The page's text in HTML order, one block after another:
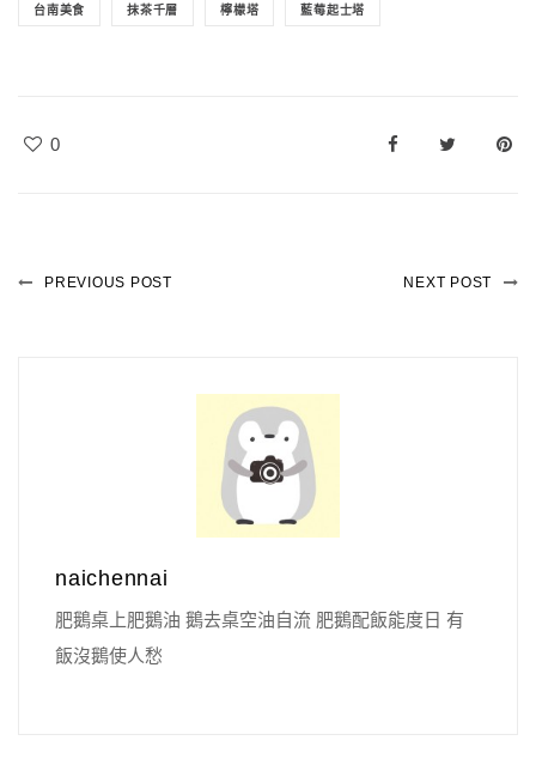
台南美食 抹茶千層 檸檬塔 藍莓起士塔
0
PREVIOUS POST NEXT POST
naichennai
肥鵝桌上肥鵝油 鵝去桌空油自流 肥鵝配飯能度日 有
飯沒鵝使人愁